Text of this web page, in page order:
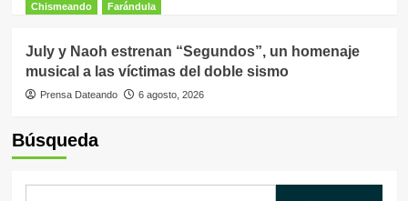
Chismeando
Farándula
July y Naoh estrenan “Segundos”, un homenaje
musical a las víctimas del doble sismo
Prensa Dateando 6 agosto, 2026
Búsqueda